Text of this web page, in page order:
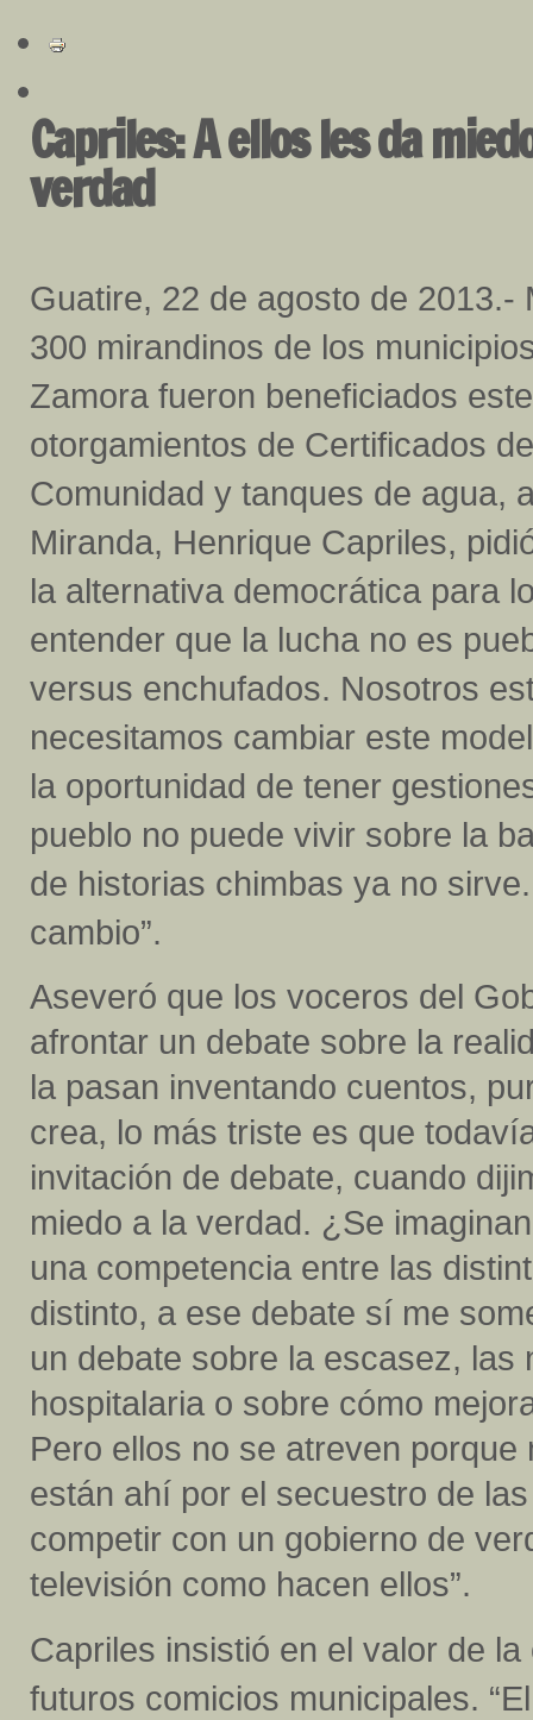
Capriles: A ellos les da
verdad
Guatire, 22 de agosto de 2013.-
300 mirandinos de los
Zamora fueron beneficiados
otorgamientos de Certificados
Comunidad y tanques de agua,
Miranda, Henrique Capriles,
la alternativa democrática para
entender que la lucha no es
versus enchufados. Nosotros
necesitamos cambiar este
la oportunidad de tener
pueblo no puede vivir sobre la
de historias chimbas ya no
cambio”.
Aseveró que los voceros del
afrontar un debate sobre la
la pasan inventando cuentos,
crea, lo más triste es que
invitación de debate, cuando
miedo a la verdad. ¿Se
una competencia entre las
distinto, a ese debate sí me
un debate sobre la escasez,
hospitalaria o sobre cómo
Pero ellos no se atreven
están ahí por el secuestro de
competir con un gobierno de
televisión como hacen ellos”.
Capriles insistió en el valor de
futuros comicios municipales.